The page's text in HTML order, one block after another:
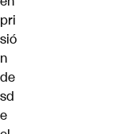
pri
sió
n
de
sd
e